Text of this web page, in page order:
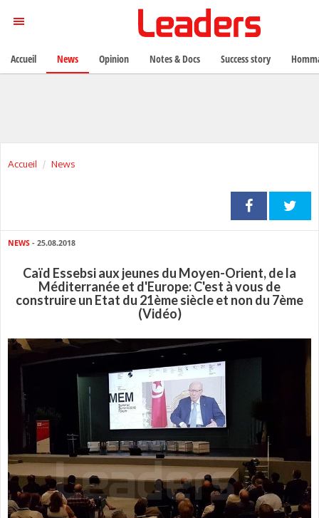
Accueil News
NEWS - 25.08.2018
Caïd Essebsi aux jeunes du Moyen-Orient, de la
Méditerranée et d'Europe: C'est à vous de
construire un Etat du 21ème siècle et non du 7ème
(Vidéo)
Accueil News Opinion Notes & Docs Success story